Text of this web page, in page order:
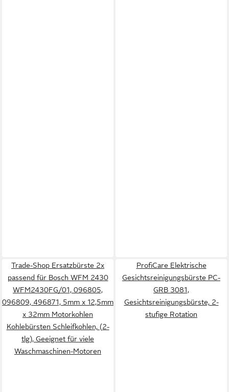
Trade-Shop Ersatzbürste 2x
passend für Bosch WFM 2430
WFM2430FG/01, 096805,
096809, 496871, 5mm x 12,5mm
x 32mm Motorkohlen
Kohlebürsten Schleifkohlen, (2-
tlg), Geeignet für viele
Waschmaschinen-Motoren
ProfiCare Elektrische
Gesichtsreinigungsbürste PC-
GRB 3081,
Gesichtsreinigungsbürste, 2-
stufige Rotation